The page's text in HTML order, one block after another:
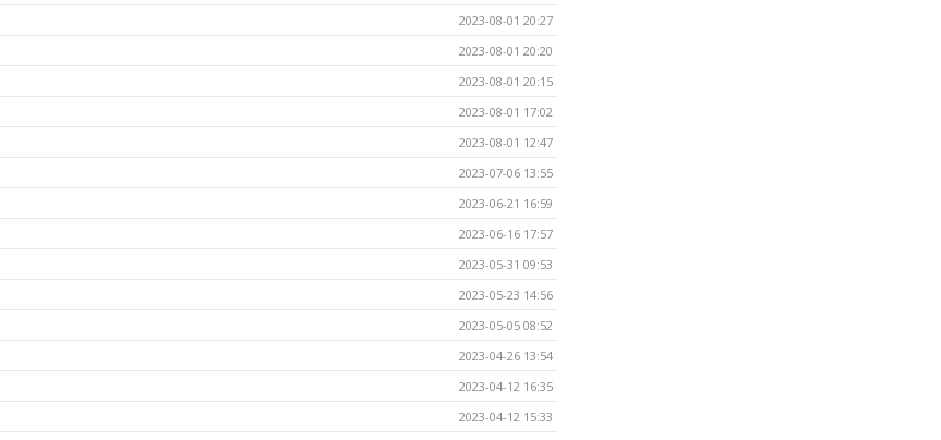
2023-08-01 20:27
2023-08-01 20:20
2023-08-01 20:15
2023-08-01 17:02
2023-08-01 12:47
2023-07-06 13:55
2023-06-21 16:59
2023-06-16 17:57
2023-05-31 09:53
2023-05-23 14:56
2023-05-05 08:52
2023-04-26 13:54
2023-04-12 16:35
2023-04-12 15:33